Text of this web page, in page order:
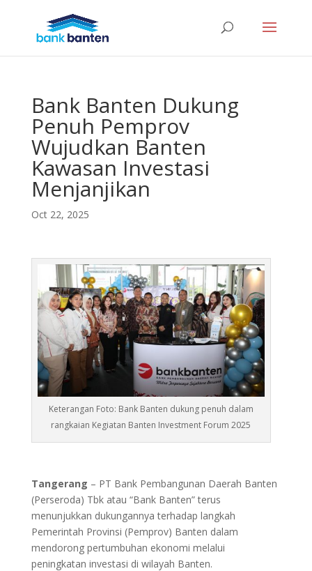
Bank Banten Dukung
Penuh Pemprov
Wujudkan Banten
Kawasan Investasi
Menjanjikan
Oct 22, 2025
Keterangan Foto: Bank Banten dukung penuh dalam
rangkaian Kegiatan Banten Investment Forum 2025
Tangerang – PT Bank Pembangunan Daerah Banten
(Perseroda) Tbk atau “Bank Banten” terus
menunjukkan dukungannya terhadap langkah
Pemerintah Provinsi (Pemprov) Banten dalam
mendorong pertumbuhan ekonomi melalui
peningkatan investasi di wilayah Banten.